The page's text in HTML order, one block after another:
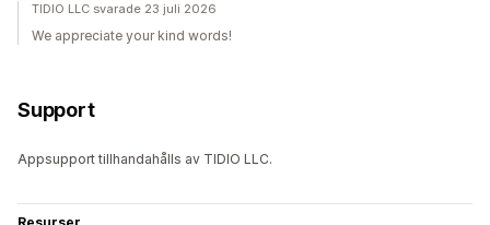
TIDIO LLC svarade 23 juli 2026
We appreciate your kind words!
Support
Appsupport tillhandahålls av TIDIO LLC.